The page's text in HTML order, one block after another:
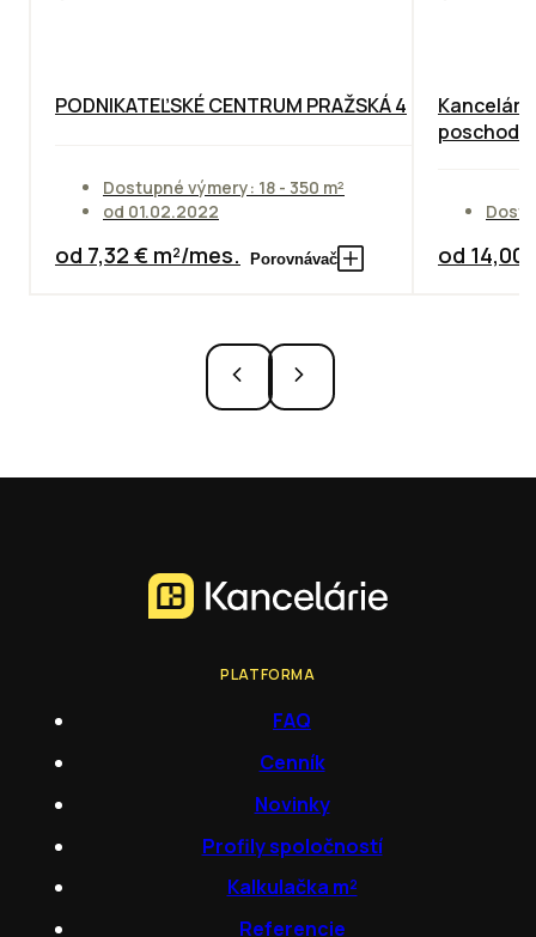
PODNIKATEĽSKÉ CENTRUM PRAŽSKÁ 4
Dostupné výmery: 18 - 350 m²
od 01.02.2022
od 7,32 € m²/mes. Porovnávač
poschodie
od 14,00
PLATFORMA
FAQ
Cenník
Novinky
Profily spoločností
Kalkulačka m²
Referencie